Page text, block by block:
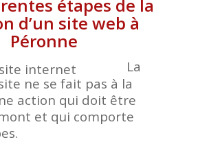
étapes de la
d’un site web à
Péronne
La
ne se fait pas à la
action qui doit être
et qui comporte